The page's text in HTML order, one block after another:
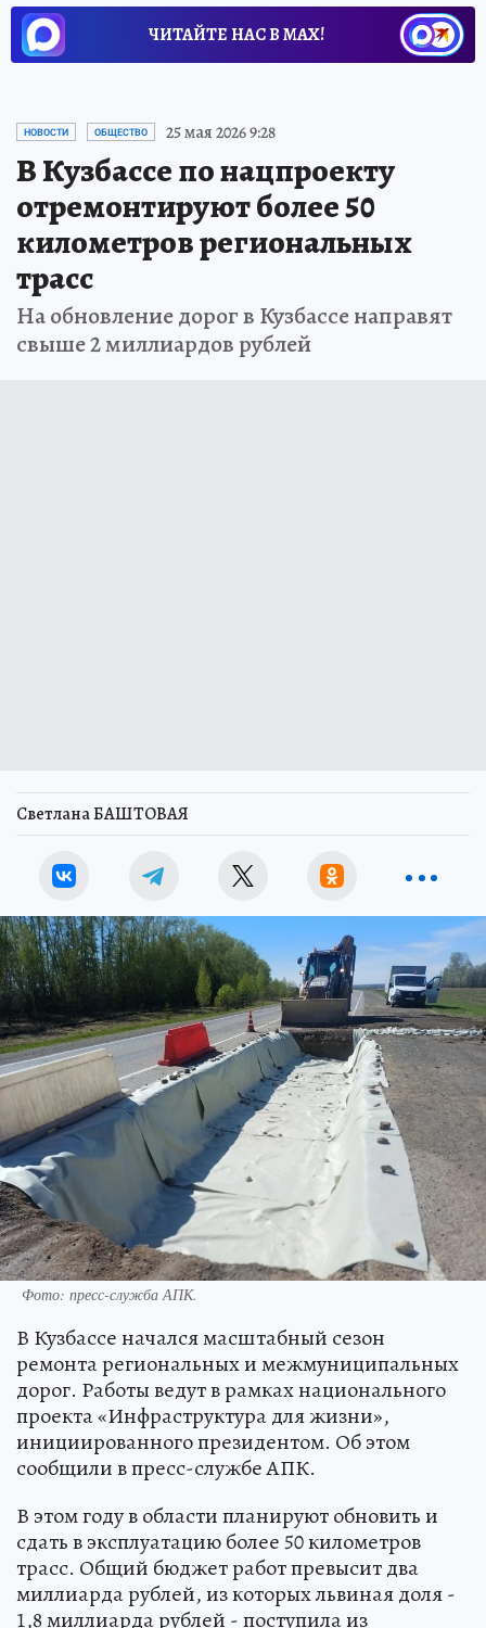
ЧИТАЙТЕ НАС В МАХ!
НОВОСТИ ОБЩЕСТВО 25 мая 2026 9:28
В Кузбассе по нацпроекту
отремонтируют более 50
километров региональных
трасс
На обновление дорог в Кузбассе направят
свыше 2 миллиардов рублей
Светлана БАШТОВАЯ
Фото: пресс-служба АПК.
В Кузбассе начался масштабный сезон
ремонта региональных и межмуниципальных
дорог. Работы ведут в рамках национального
проекта «Инфраструктура для жизни»,
инициированного президентом. Об этом
сообщили в пресс-службе АПК.
В этом году в области планируют обновить и
сдать в эксплуатацию более 50 километров
трасс. Общий бюджет работ превысит два
миллиарда рублей, из которых львиная доля -
1,8 миллиарда рублей - поступила из